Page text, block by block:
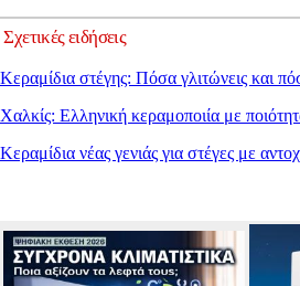
Σχετικές ειδήσεις
Κεραμίδια στέγης: Πόσα γλιτώνεις και
Χαλκίς: Ελληνική κεραμοποιία με
Κεραμίδια νέας γενιάς για στέγες με